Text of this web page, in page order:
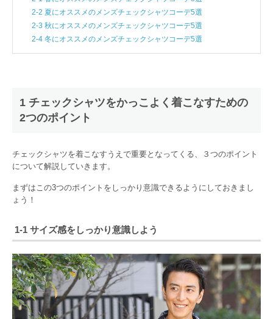
2-2 夏にオススメのメンズチェックシャツコーデ5選
2-3 秋にオススメのメンズチェックシャツコーデ5選
2-4 冬にオススメのメンズチェックシャツコーデ5選
1 チェックシャツをかっこよく着こなすための
2つのポイント
チェックシャツを着こなすうえで重要となってくる、３つのポイント
について解説していきます。
まずはこの3つのポイントをしっかり意識できるようにしておきまし
ょう！
1-1 サイズ感をしっかり意識しよう